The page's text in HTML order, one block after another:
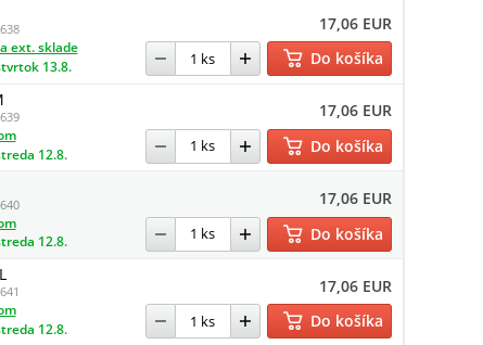
17,06 EUR
ext. sklade
13.8.
Do košíka
17,06 EUR
12.8.
Do košíka
17,06 EUR
12.8.
Do košíka
17,06 EUR
12.8.
Do košíka